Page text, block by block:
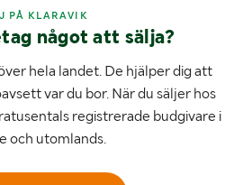
PÅ KLARAVIK
något att sälja?
hela landet. De hjälper dig att
var du bor. När du säljer hos
registrerade budgivare i
och utomlands.